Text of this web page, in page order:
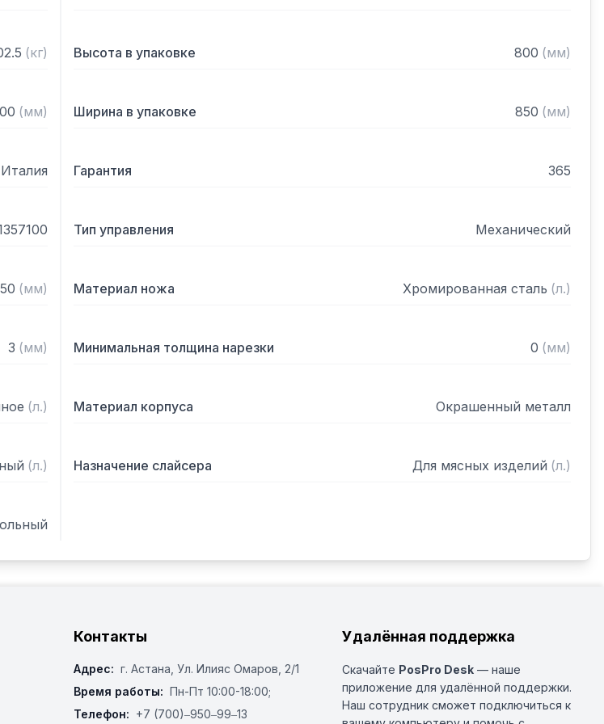
— Ход каретки 345 мм
— Цвет корпуса – белый
(кг) Высота в упаковке 800 (мм)
(мм) Ширина в упаковке 850 (мм)
Италия Гарантия 365
Тип управления Механический
(мм) Материал ножа Хромированная сталь (л.)
3 (мм) Минимальная толщина нарезки 0 (мм)
(л.) Материал корпуса Окрашенный металл
(л.) Назначение слайсера Для мясных изделий (л.)
Контакты
Адрес: г. Астана, ​Ул. Илияс Омаров, 2/1
Время работы: Пн-Пт 10:00-18:00;
Телефон: +7 (700)‒950‒99‒13
Удалённая поддержка
Скачайте PosPro Desk — наше
приложение для удалённой поддержки.
Наш сотрудник сможет подключиться к